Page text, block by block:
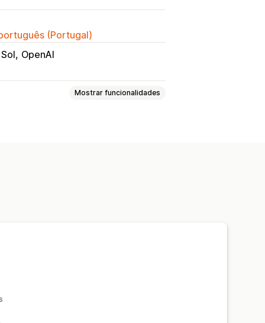
(Portugal)
OpenAI
Mostrar funcionalidades